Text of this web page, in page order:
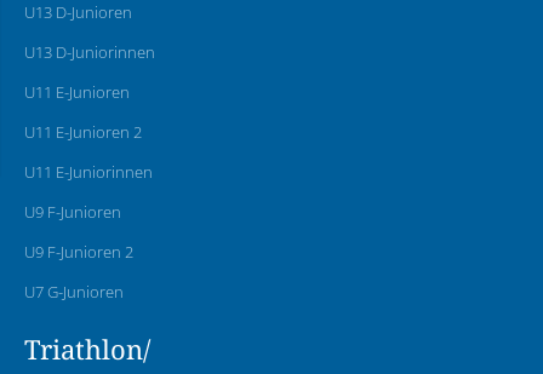
U13 D-Junioren
U13 D-Juniorinnen
U11 E-Junioren
U11 E-Junioren 2
U11 E-Juniorinnen
U9 F-Junioren
U9 F-Junioren 2
U7 G-Junioren
Triathlon/